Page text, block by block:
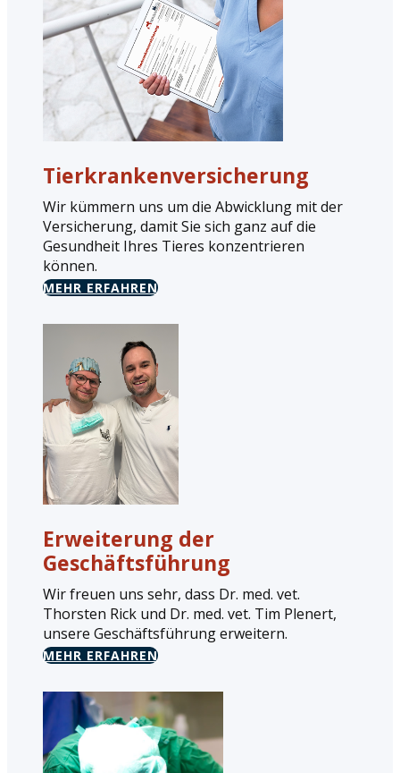
Tierkrankenversicherung
Wir kümmern uns um die Abwicklung mit der
Versicherung, damit Sie sich ganz auf die
Gesundheit Ihres Tieres konzentrieren
können.
MEHR ERFAHREN
Erweiterung der
Geschäftsführung
Wir freuen uns sehr, dass Dr. med. vet.
Thorsten Rick und Dr. med. vet. Tim Plenert,
unsere Geschäftsführung erweitern.
MEHR ERFAHREN